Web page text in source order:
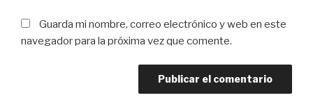
Guarda mi nombre, correo electrónico y web en este
navegador para la próxima vez que comente.